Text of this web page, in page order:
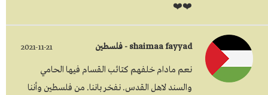
❤️❤️
shaimaa fayyad - فلسطين 2021-11-21
نعم مادام خلفهم كتائب القسام فيها الحامي
والسند لاهل القدس. نفخر باننا. من فلسطين وأننا